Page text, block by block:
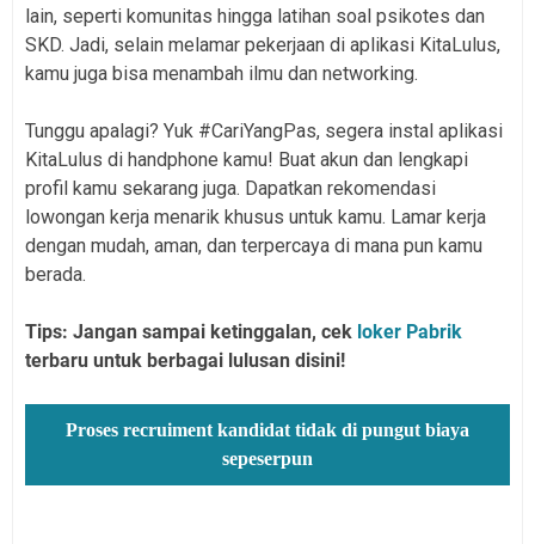
lain, seperti komunitas hingga latihan soal psikotes dan
SKD. Jadi, selain melamar pekerjaan di aplikasi KitaLulus,
kamu juga bisa menambah ilmu dan networking.
Tunggu apalagi? Yuk #CariYangPas, segera instal aplikasi
KitaLulus di handphone kamu! Buat akun dan lengkapi
profil kamu sekarang juga. Dapatkan rekomendasi
lowongan kerja menarik khusus untuk kamu. Lamar kerja
dengan mudah, aman, dan terpercaya di mana pun kamu
berada.
Tips: Jangan sampai ketinggalan, cek loker Pabrik
terbaru untuk berbagai lulusan disini!
Proses recruiment kandidat tidak di pungut biaya
sepeserpun